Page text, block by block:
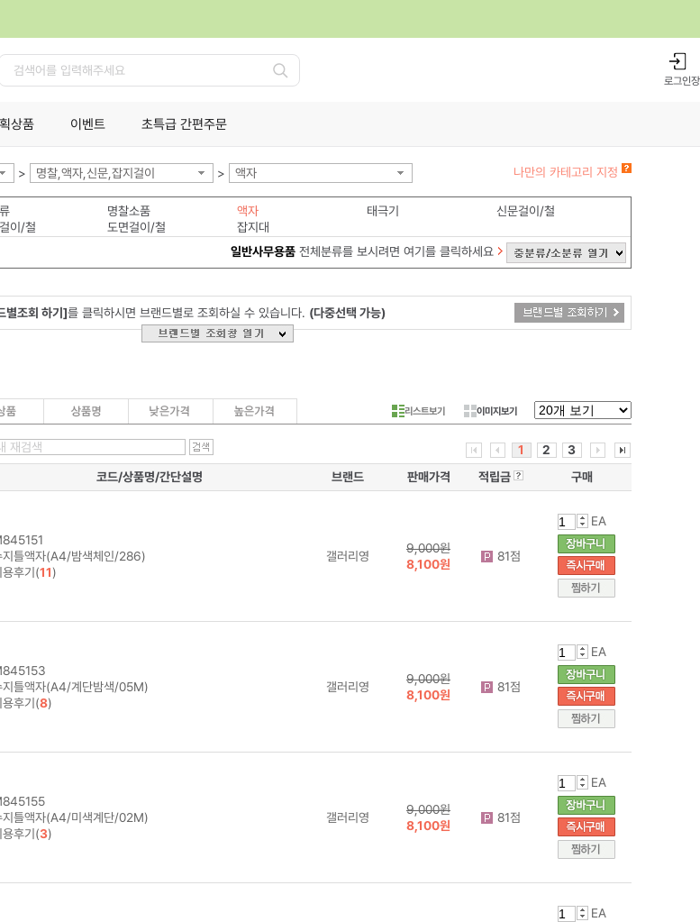
검
로그인
상품 이벤트 초특급 간편주문
> 명찰,액자,신문,잡지걸이 > 액자 나만의 카테고리 지정
명찰소품 액자 태극기
신문걸이/철
이/철
도면걸이/철
잡지대
일반사무용품전체분류를 보시려면 여기를 클릭하세요
별조회 하기]를 클릭하시면 브랜드별로 조회하실 수 있습니다. (다중선택 가능)
리스트보기 이미지보기
1 2
3
코드/상품명/간단설명 브랜드 판매가격 적립금 구매
지틀액자(A4/밤색체인/286)
용후기(11)
갤러리영
9,000원
8,100원
81점
EA
지틀액자(A4/계단밤색/05M)
용후기(8)
갤러리영
9,000원
8,100원
81점
EA
지틀액자(A4/미색계단/02M)
용후기(3)
갤러리영
9,000원
8,100원
81점
EA
EA